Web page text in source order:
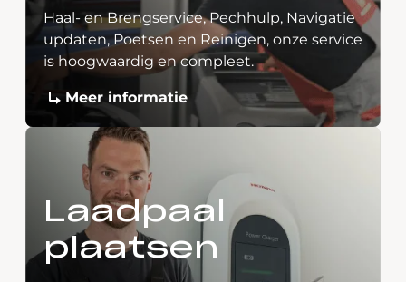
Haal- en Brengservice, Pechhulp, Navigatie
updaten, Poetsen en Reinigen, onze service
is hoogwaardig en compleet.
Meer informatie
Laadpaal
plaatsen